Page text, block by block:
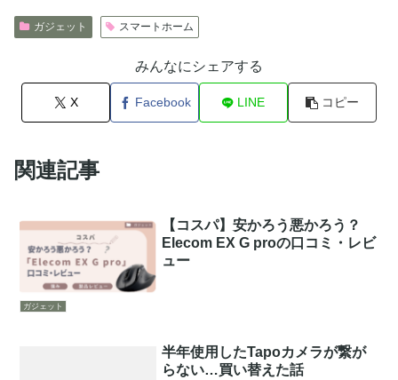
ガジェット スマートホーム
みんなにシェアする
X Facebook LINE コピー
関連記事
ガジェット
【コスパ】安かろう悪かろう？
Elecom EX G proの口コミ・レビ
ュー
半年使用したTapoカメラが繋が
らない…買い替えた話